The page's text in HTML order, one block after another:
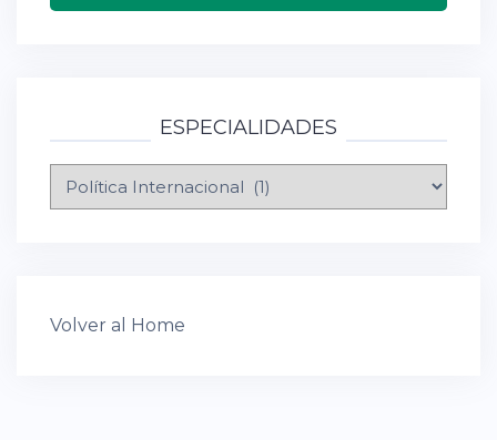
ESPECIALIDADES
Especialidades
Volver al Home